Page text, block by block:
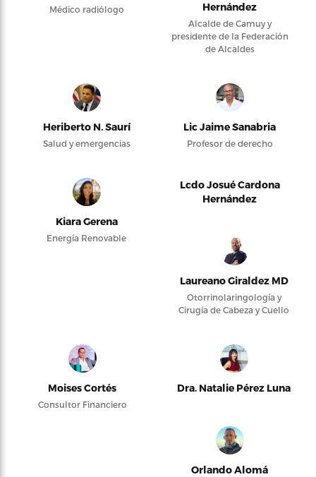
Médico radiólogo
Hernández
Alcalde de Camuy y
presidente de la Federación
de Alcaldes
Heriberto N. Saurí
Salud y emergencias
Lic Jaime Sanabria
Profesor de derecho
Kiara Gerena
Energía Renovable
Lcdo Josué Cardona
Hernández
Laureano Giraldez MD
Otorrinolaringología y
Cirugía de Cabeza y Cuello
Moises Cortés
Consultor Financiero
Dra. Natalie Pérez Luna
Orlando Alomá